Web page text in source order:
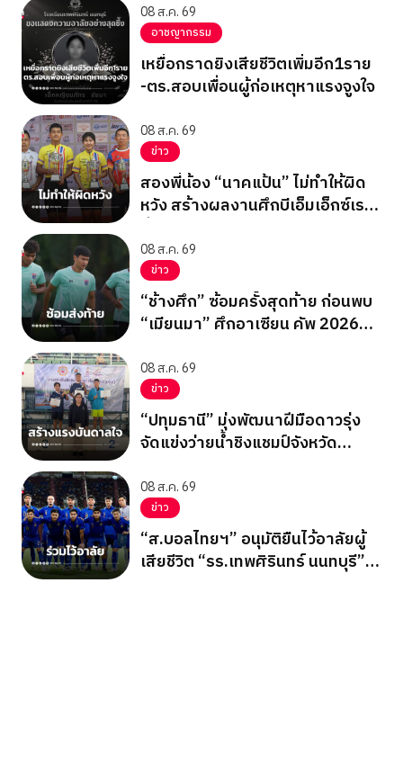
08 ส.ค. 69
อาชญากรรม
เหยื่อกราดยิงเสียชีวิตเพิ่มอีก1ราย
-ตร.สอบเพื่อนผู้ก่อเหตุหาแรงจูงใจ
08 ส.ค. 69
ข่าว
สองพี่น้อง “นาคแป้น” ไม่ทำให้ผิด
หวัง สร้างผลงานศึกบีเอ็มเอ็กซ์เรซ
08 ส.ค. 69
ข่าว
“ช้างศึก” ซ้อมครั้งสุดท้าย ก่อนพบ
“เมียนมา” ศึกอาเซียน คัพ 2026
08 ส.ค. 69
ข่าว
“ปทุมธานี” มุ่งพัฒนาฝีมือดาวรุ่ง
จัดแข่งว่ายน้ำชิงแชมป์จังหวัด
08 ส.ค. 69
ข่าว
“ส.บอลไทยฯ” อนุมัติยืนไว้อาลัยผู้
เสียชีวิต “รร.เทพศิรินทร์ นนทบุรี”